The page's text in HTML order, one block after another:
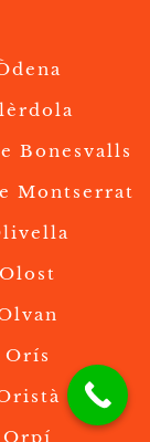
Bonesvalls
Montserrat
Orís
Orpí